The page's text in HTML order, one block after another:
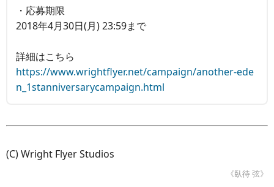
・応募期限
2018年4月30日(月) 23:59まで
詳細はこちら
https://www.wrightflyer.net/campaign/another-ede
n_1stanniversarycampaign.html
(C) Wright Flyer Studios
《臥待 弦》